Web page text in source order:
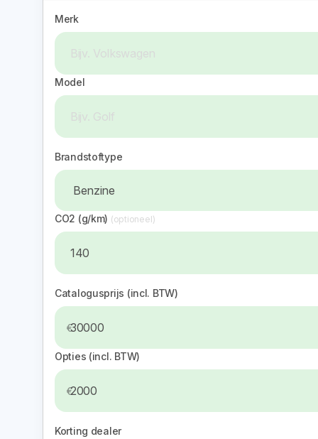
Merk
Model
Brandstoftype
CO2 (g/km) (optioneel)
Catalogusprijs (incl. BTW)
Opties (incl. BTW)
Korting dealer